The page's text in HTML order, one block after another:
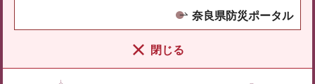
奈良県防災ポータル
閉じる